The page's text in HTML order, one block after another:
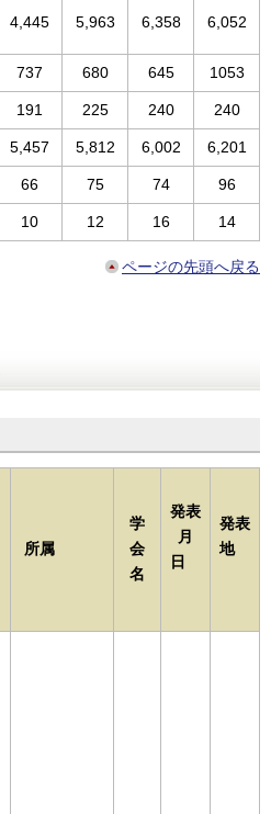
4,445 5,963 6,358 6,052
737 680 645 1053
191 225 240 240
5,457 5,812 6,002 6,201
66 75 74 96
10 12 16 14
ページの先頭へ戻る
所属
学
会
名
発表
月
日
発表
地